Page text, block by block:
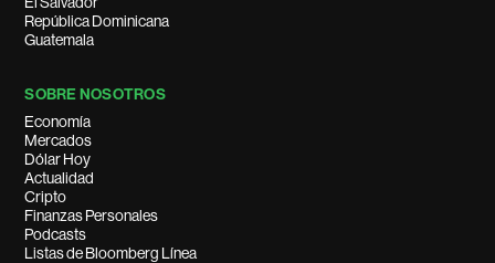
República Dominicana
Guatemala
SOBRE NOSOTROS
Economía
Mercados
Dólar Hoy
Actualidad
Cripto
Finanzas Personales
Podcasts
Listas de Bloomberg Línea